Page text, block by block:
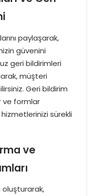
paylaşarak,
güvenini
geri bildirimleri
müşteri
Geri bildirim
ve formlar
sürekli
ve
oluşturarak,